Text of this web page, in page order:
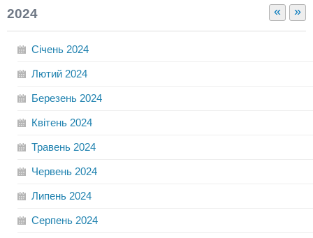
« »
2024
Січень 2024
Лютий 2024
Березень 2024
Квітень 2024
Травень 2024
Червень 2024
Липень 2024
Серпень 2024